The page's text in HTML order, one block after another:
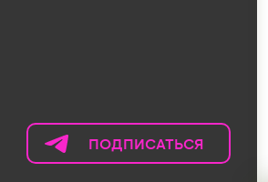
ПОДПИСАТЬСЯ
НА